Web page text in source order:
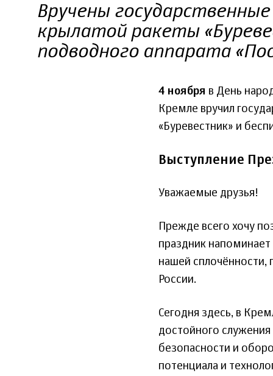
Вручены
крылатой ракеты
подводного аппарата
4 ноября в День
Кремле вручил
«Буревестник» и
Выступление
Уважаемые друзья!
Прежде всего хочу
праздник
нашей сплочённости,
России.
Сегодня здесь, в
достойного
безопасности и
потенциала и